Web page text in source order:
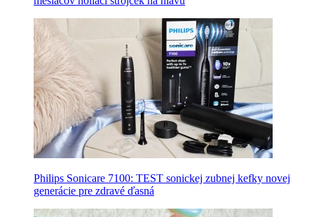
Philips Sonicare 7100: TEST sonickej zubnej kefky novej
generácie pre zdravé ďasná